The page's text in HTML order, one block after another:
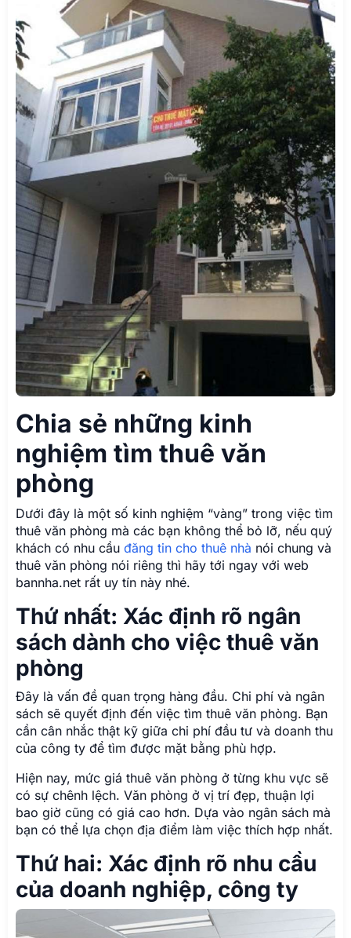
Chia sẻ những kinh
nghiệm tìm thuê văn
phòng
Dưới đây là một số kinh nghiệm “vàng” trong việc tìm
thuê văn phòng mà các bạn không thể bỏ lỡ, nếu quý
khách có nhu cầu đăng tin cho thuê nhà nói chung và
thuê văn phòng nói riêng thì hãy tới ngay với web
bannha.net rất uy tín này nhé.
Thứ nhất: Xác định rõ ngân
sách dành cho việc thuê văn
phòng
Đây là vấn đề quan trọng hàng đầu. Chi phí và ngân
sách sẽ quyết định đến việc tìm thuê văn phòng. Bạn
cần cân nhắc thật kỹ giữa chi phí đầu tư và doanh thu
của công ty để tìm được mặt bằng phù hợp.
Hiện nay, mức giá thuê văn phòng ở từng khu vực sẽ
có sự chênh lệch. Văn phòng ở vị trí đẹp, thuận lợi
bao giờ cũng có giá cao hơn. Dựa vào ngân sách mà
bạn có thể lựa chọn địa điểm làm việc thích hợp nhất.
Thứ hai: Xác định rõ nhu cầu
của doanh nghiệp, công ty